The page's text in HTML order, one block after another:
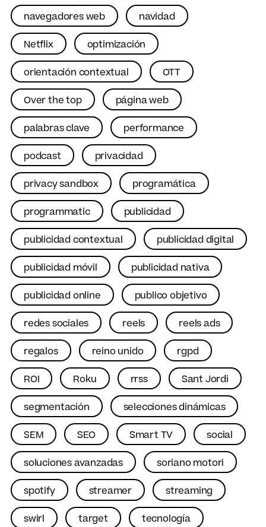
navegadores web navidad
Netflix optimización
orientación contextual OTT
Over the top página web
palabras clave performance
podcast privacidad
privacy sandbox programática
programmatic publicidad
publicidad contextual publicidad digital
publicidad móvil publicidad nativa
publicidad online publico objetivo
redes sociales reels reels ads
regalos reino unido rgpd
ROI Roku rrss Sant Jordi
segmentación selecciones dinámicas
SEM SEO Smart TV social
soluciones avanzadas soriano motori
spotify streamer streaming
swirl target tecnología